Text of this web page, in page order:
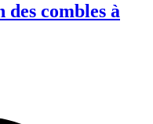
combles à